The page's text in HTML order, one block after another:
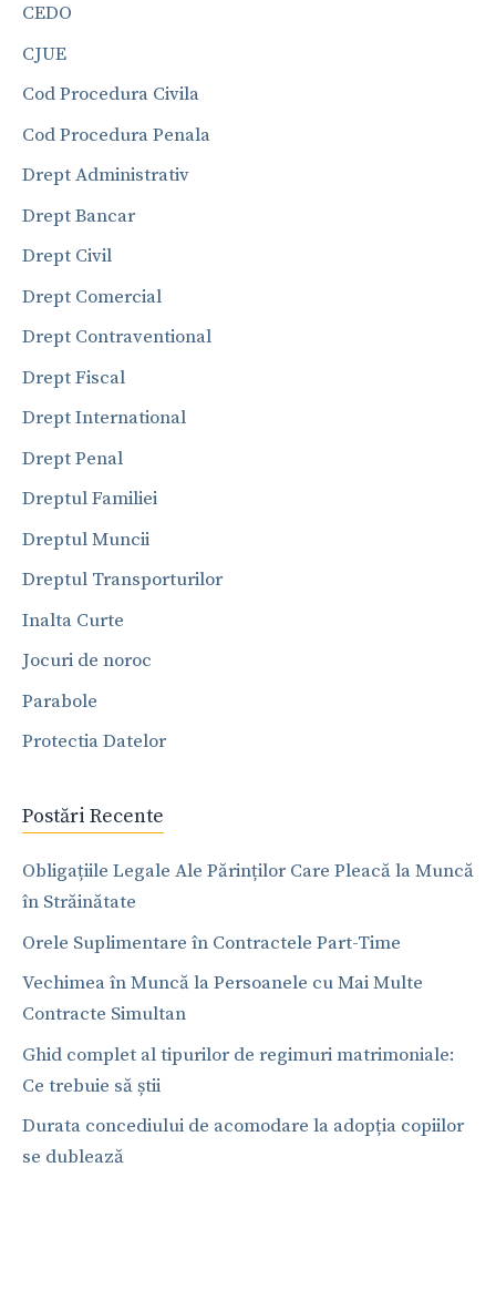
CEDO
CJUE
Cod Procedura Civila
Cod Procedura Penala
Drept Administrativ
Drept Bancar
Drept Civil
Drept Comercial
Drept Contraventional
Drept Fiscal
Drept International
Drept Penal
Dreptul Familiei
Dreptul Muncii
Dreptul Transporturilor
Inalta Curte
Jocuri de noroc
Parabole
Protectia Datelor
Postări Recente
Obligațiile Legale Ale Părinților Care Pleacă la Muncă
în Străinătate
Orele Suplimentare în Contractele Part-Time
Vechimea în Muncă la Persoanele cu Mai Multe
Contracte Simultan
Ghid complet al tipurilor de regimuri matrimoniale:
Ce trebuie să știi
Durata concediului de acomodare la adopția copiilor
se dublează